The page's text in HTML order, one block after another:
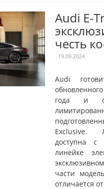
Audi E-
честь
19.09.2024
Audi
года и
Exclusive.
доступна с
линейке
части
отличается